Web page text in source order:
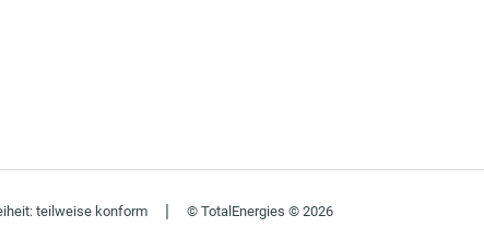
teilweise konform © TotalEnergies © 2026